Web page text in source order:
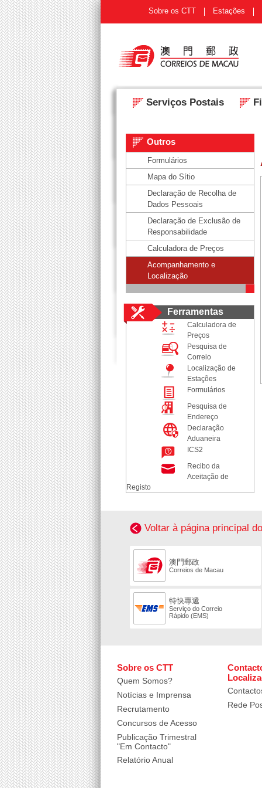
Sobre os CTT Estações
Serviços Postais
Outros
Formulários
Mapa do Sítio
Declaração de Recolha de
Dados Pessoais
Declaração de Exclusão de
Responsabilidade
Calculadora de Preços
Acompanhamento e
Localização
Ferramentas
Calculadora de
Preços
Pesquisa de
Correio
Localização de
Estações
Formulários
Pesquisa de
Endereço
Declaração
Aduaneira
ICS2
Recibo da
Aceitação de
Registo
Voltar à página principal
澳門郵政
Correios de Macau
特快專遞
Serviço do Correio
Rápido (EMS)
Sobre os CTT
Quem Somos?
Notícias e Imprensa
Recrutamento
Concursos de Acesso
Publicação Trimestral
"Em Contacto"
Relatório Anual
Rede